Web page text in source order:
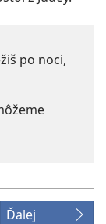
po noci,
Ďalej